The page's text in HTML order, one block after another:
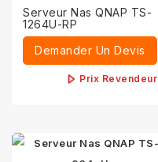
Serveur Nas QNAP TS-
1264U-RP
Demander Un Devis
Prix Revendeur